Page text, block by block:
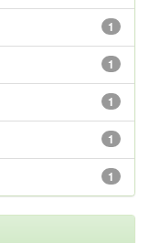
1
1
1
1
1